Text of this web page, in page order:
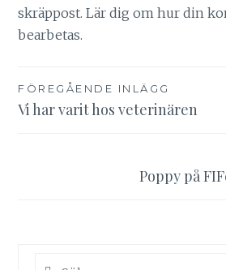
skräppost.Lär dig om hur din
bearbetas.
Inläggsnavigering
FÖREGÅENDE INLÄGG
Vi har varit hos veterinären
Poppy på